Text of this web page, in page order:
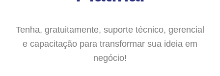
Tenha, gratuitamente, suporte técnico, gerencial
e capacitação para transformar sua ideia em
negócio!